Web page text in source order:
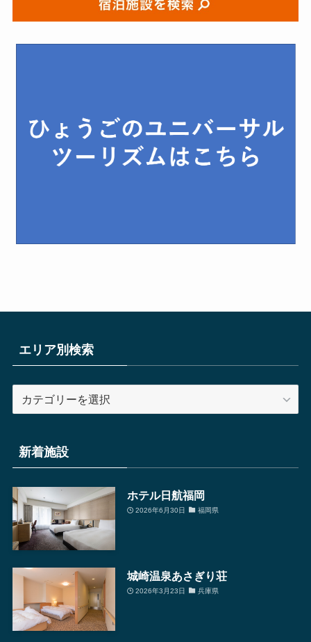
エリア別検索
リ
別
検
新着施設
ホテル日航福岡
2026年6月30日 福岡県
城崎温泉あさぎり荘
2026年3月23日 兵庫県